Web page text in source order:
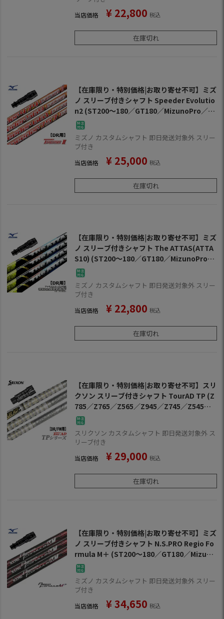
当店価格 ¥ 22,800 税込
在庫切れ
【在庫限り・特別価格|お取り寄せ不可】ミズ
ノ スリーブ付きシャフト Speeder Evolutio
n2 (ST200～180／GT180／MizunoPro／M
P／JPX900／JPX850)
ミズノ カスタムシャフト 即日発送対象外 スリー
ブ付き
当店価格 ¥ 25,000 税込
在庫切れ
【在庫限り・特別価格|お取り寄せ不可】ミズ
ノ スリーブ付きシャフト The ATTAS(ATTA
S10) (ST200～180／GT180／MizunoPro／
MP／JPX900／JPX850)
ミズノ カスタムシャフト 即日発送対象外 スリー
ブ付き
当店価格 ¥ 22,800 税込
在庫切れ
【在庫限り・特別価格|お取り寄せ不可】スリ
クソン スリーブ付きシャフト TourAD TP (Z
785／Z765／Z565／Z945／Z745／Z545／Z
925／Z725／Z525／ZF45)
スリクソン カスタムシャフト 即日発送対象外 ス
リーブ付き
当店価格 ¥ 29,000 税込
在庫切れ
【在庫限り・特別価格|お取り寄せ不可】ミズ
ノ スリーブ付きシャフト N.S.PRO Regio Fo
rmula M＋ (ST200～180／GT180／Mizuno
Pro／MP／JPX900／JPX850)
ミズノ カスタムシャフト 即日発送対象外 スリー
ブ付き
当店価格 ¥34,650 税込